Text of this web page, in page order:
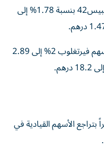
كروب 2.12% إلى 0.65 درهم وسبيس42 بنسبة 1.78% إلى
وتراجعت في القطاعات الأخرى أسهم فيرتغلوب 2% إلى 2.89
الأسهم القيادية في